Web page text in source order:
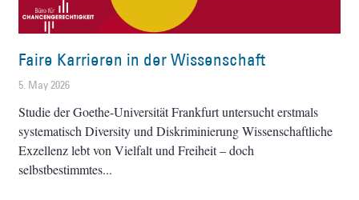
Faire Karrieren in der Wissenschaft
5. May 2026
Studie der Goethe-Universität Frankfurt untersucht erstmals
systematisch Diversity und Diskriminierung Wissenschaftliche
Exzellenz lebt von Vielfalt und Freiheit – doch
selbstbestimmtes